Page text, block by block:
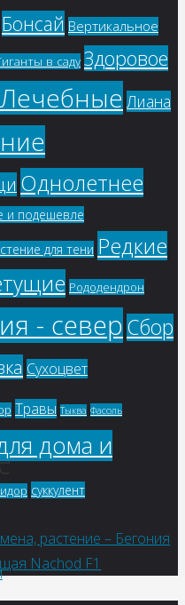
Бонсай Вертикальное
в саду Здоровое
Лечебные Лиана
Однолетнее
и подешевле
для тени Редкие
Рододендрон
- северСбор
Сухоцвет
Травы Тыква Фасоль
дома и
суккулент